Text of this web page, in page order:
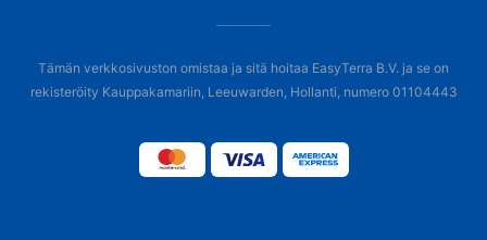
Tämän verkkosivuston omistaa ja sitä hoitaa EasyTerra B.V. ja se on
rekisteröity Kauppakamariin, Leeuwarden, Hollanti, numero 01104443